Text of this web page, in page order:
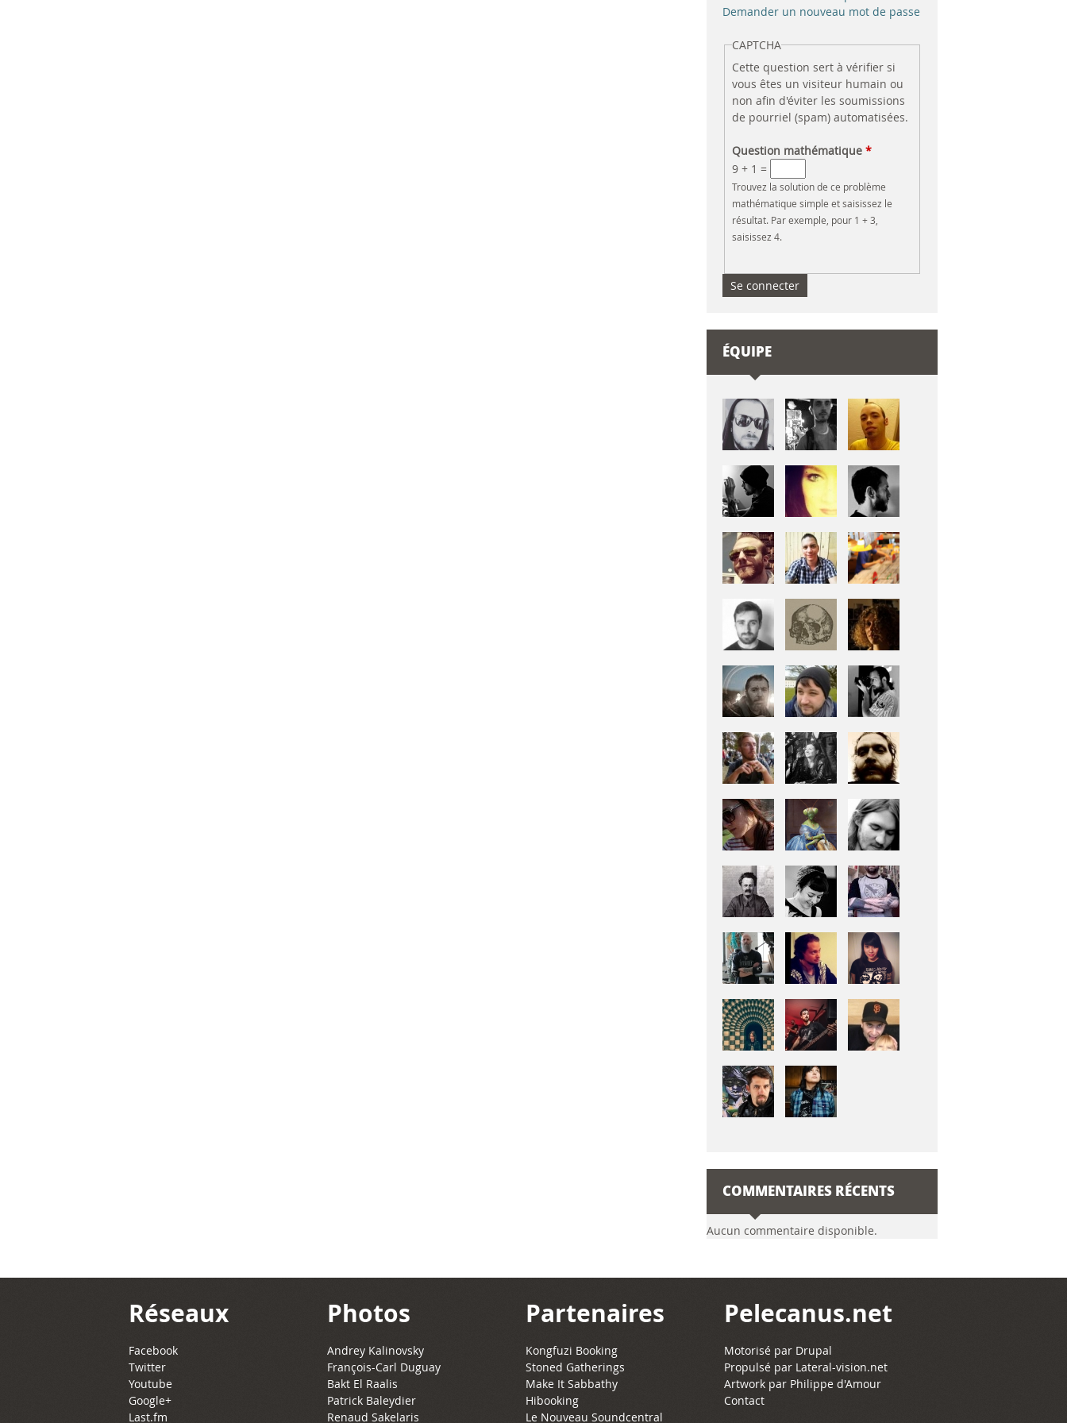
e
r
c
h
e
Demander un nouveau mot de passe
CAPTCHA
Cette question sert à vérifier si
vous êtes un visiteur humain ou
non afin d'éviter les soumissions
de pourriel (spam) automatisées.
Question mathématique*
9 + 1 =
Trouvez la solution de ce problème
mathématique simple et saisissez le
résultat. Par exemple, pour 1 + 3,
saisissez 4.
ÉQUIPE
COMMENTAIRES RÉCENTS
Aucun commentaire disponible.
Réseaux
Facebook
Twitter
Youtube
Google+
Last.fm
Photos
Andrey Kalinovsky
François-Carl Duguay
Bakt El Raalis
Patrick Baleydier
Renaud Sakelaris
Partenaires
Kongfuzi Booking
Stoned Gatherings
Make It Sabbathy
Hibooking
Le Nouveau Soundcentral
Pelecanus.net
Motorisé par Drupal
Propulsé par Lateral-vision.net
Artwork par Philippe d'Amour
Contact